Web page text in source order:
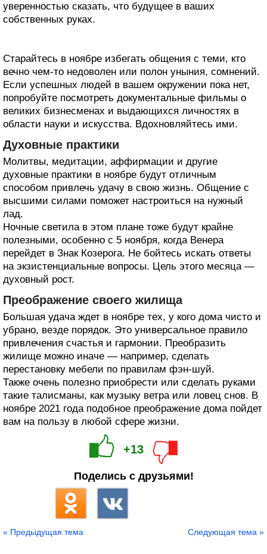
уверенностью сказать, что будущее в ваших
собственных руках.
Старайтесь в ноябре избегать общения с теми, кто
вечно чем-то недоволен или полон уныния, сомнений.
Если успешных людей в вашем окружении пока нет,
попробуйте посмотреть документальные фильмы о
великих бизнесменах и выдающихся личностях в
области науки и искусства. Вдохновляйтесь ими.
Духовные практики
Молитвы, медитации, аффирмации и другие
духовные практики в ноябре будут отличным
способом привлечь удачу в свою жизнь. Общение с
высшими силами поможет настроиться на нужный
лад.
Ночные светила в этом плане тоже будут крайне
полезными, особенно с 5 ноября, когда Венера
перейдет в Знак Козерога. Не бойтесь искать ответы
на экзистенциальные вопросы. Цель этого месяца —
духовный рост.
Преображение своего жилища
Большая удача ждет в ноябре тех, у кого дома чисто и
убрано, везде порядок. Это универсальное правило
привлечения счастья и гармонии. Преобразить
жилище можно иначе — например, сделать
перестановку мебели по правилам фэн-шуй.
Также очень полезно приобрести или сделать руками
такие талисманы, как музыку ветра или ловец снов. В
ноябре 2021 года подобное преображение дома пойдет
вам на пользу в любой сфере жизни.
+13
Поделись с друзьями!
« Предыдущая тема Следующая тема »